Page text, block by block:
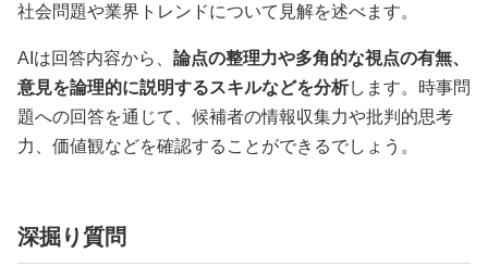
社会問題や業界トレンドについて見解を述べます。
AIは回答内容から、 論点の整理力や多角的な視点の有無、
意見を論理的に説明するスキルなどを分析します。時事問
題への回答を通じて、候補者の情報収集力や批判的思考
力、価値観などを確認することができるでしょう。
深掘り質問